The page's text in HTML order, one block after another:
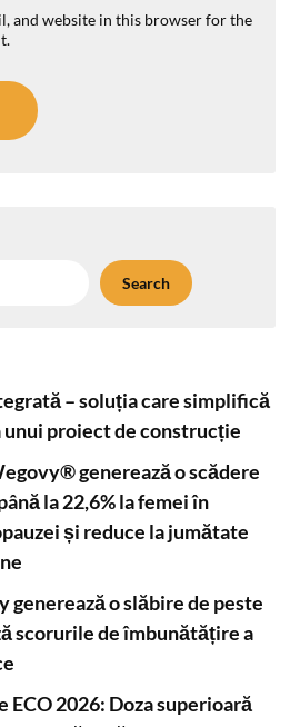
and website in this browser for the
Search
– soluția care simplifică
unui proiect de construcție
generează o scădere
la 22,6% la femei în
și reduce la jumătate
generează o slăbire de peste
scorurile de îmbunătățire a
ECO 2026: Doza superioară